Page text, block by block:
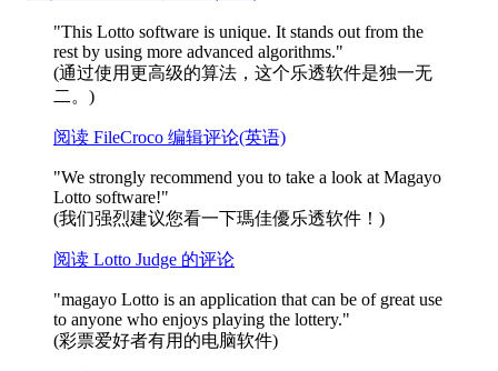
"This Lotto software is unique. It stands out from the
rest by using more advanced algorithms."
(通过使用更高级的算法，这个乐透软件是独一无
二。)
阅读 FileCroco 编辑评论(英语)
"We strongly recommend you to take a look at Magayo
Lotto software!"
(我们强烈建议您看一下瑪佳優乐透软件！)
阅读 Lotto Judge 的评论
"magayo Lotto is an application that can be of great use
to anyone who enjoys playing the lottery."
(彩票爱好者有用的电脑软件)